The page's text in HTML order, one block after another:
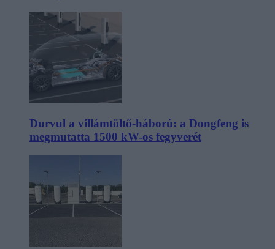
Durvul a villámtöltő-háború: a Dongfeng is
megmutatta 1500 kW-os fegyverét